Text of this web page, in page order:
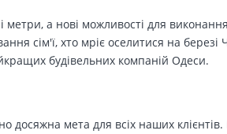
метри, а нові можливості для виконання
сім'ї, хто мріє оселитися на березі
будівельних компаній Одеси.
досяжна мета для всіх наших